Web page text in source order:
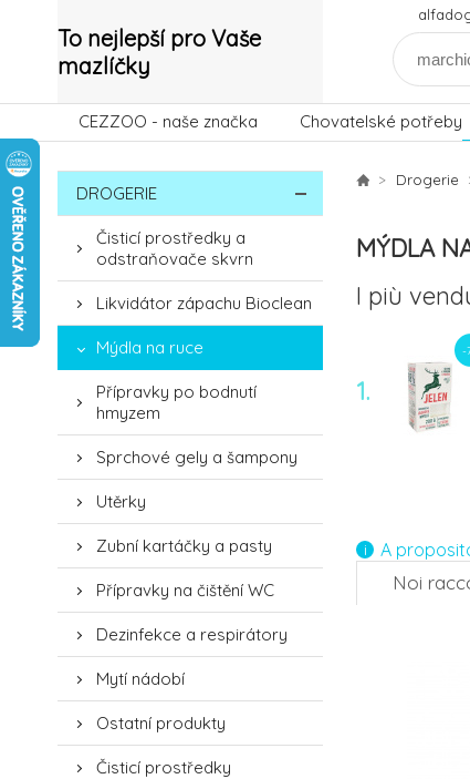
To nejlepší pro Vaše
mazlíčky
CEZZOO - naše značka Chovatelské potřeby
DROGERIE
Čisticí prostředky a
odstraňovače skvrn
Likvidátor zápachu Bioclean
Mýdla na ruce
Přípravky po bodnutí
hmyzem
Sprchové gely a šampony
Utěrky
Zubní kartáčky a pasty
Přípravky na čištění WC
Dezinfekce a respirátory
Mytí nádobí
Ostatní produkty
Čisticí prostředky
Drogerie
MÝDLA
I più
1.
-
A
Noi